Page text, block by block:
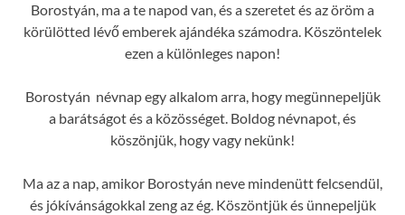
Borostyán, ma a te napod van, és a szeretet és az öröm a
körülötted lévő emberek ajándéka számodra. Köszöntelek
ezen a különleges napon!
Borostyán névnap egy alkalom arra, hogy megünnepeljük
a barátságot és a közösséget. Boldog névnapot, és
köszönjük, hogy vagy nekünk!
Ma az a nap, amikor Borostyán neve mindenütt felcsendül,
és jókívánságokkal zeng az ég. Köszöntjük és ünnepeljük